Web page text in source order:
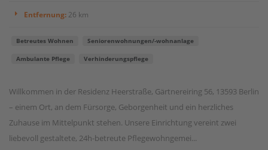
Entfernung: 26 km
Betreutes Wohnen Seniorenwohnungen/-wohnanlage
Ambulante Pflege Verhinderungspflege
Willkommen in der Residenz Heerstraße, Gärtnereiring 56, 13593 Berlin
– einem Ort, an dem Fürsorge, Geborgenheit und ein herzliches
Zuhause im Mittelpunkt stehen. Unsere Einrichtung vereint zwei
liebevoll gestaltete, 24h-betreute Pflegewohngemei...